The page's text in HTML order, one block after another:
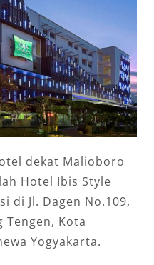
dekat Malioboro
Hotel Ibis Style
di Jl. Dagen No.109,
Tengen, Kota
Yogyakarta.